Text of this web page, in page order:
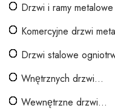
Drzwi i ramy metalowe
Komercyjne drzwi
Drzwi stalowe
Wnętrznych drzwi
Wewnętrzne drzwi